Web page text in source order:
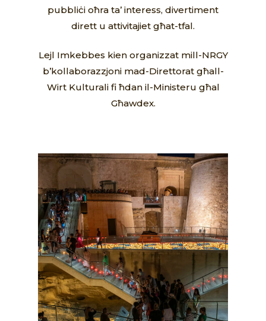
pubbliċi oħra ta’ interess, divertiment
dirett u attivitajiet għat-tfal.
Lejl Imkebbes kien organizzat mill-NRGY
b’kollaborazzjoni mad-Direttorat għall-
Wirt Kulturali fi ħdan il-Ministeru għal
Għawdex.